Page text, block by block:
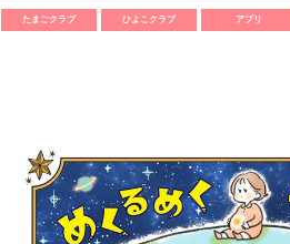
たまごクラブ ひよこクラブ アプリ